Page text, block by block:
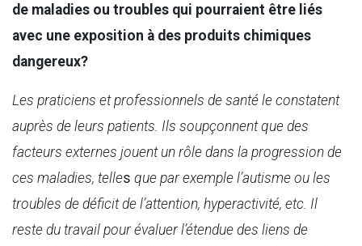
de maladies ou troubles qui pourraient être liés
avec une exposition à des produits chimiques
dangereux?
Les praticiens et professionnels de santé le constatent
auprès de leurs patients. Ils soupçonnent que des
facteurs externes jouent un rôle dans la progression de
ces maladies, telles que par exemple l’autisme ou les
troubles de déficit de l’attention, hyperactivité, etc. Il
reste du travail pour évaluer l’étendue des liens de